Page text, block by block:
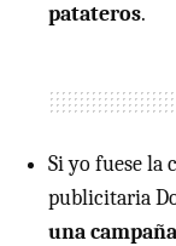
patateros.
Si yo fuese la
publicitaria
una